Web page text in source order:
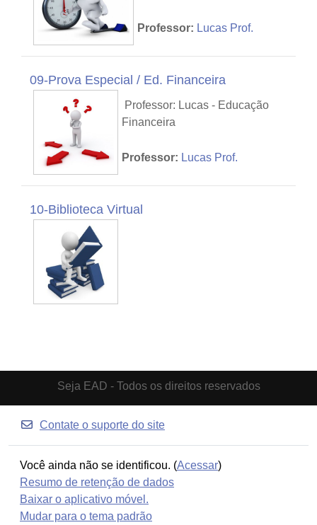
Professor: Lucas Prof.
09-Prova Especial / Ed. Financeira
Professor: Lucas - Educação
Financeira
Professor: Lucas Prof.
10-Biblioteca Virtual
Seja EAD - Todos os direitos reservados
Contate o suporte do site
Você ainda não se identificou. (Acessar)
Resumo de retenção de dados
Baixar o aplicativo móvel.
Mudar para o tema padrão